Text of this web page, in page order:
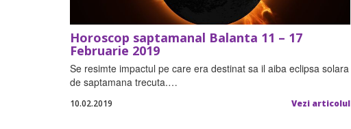
Horoscop saptamanal Balanta 11 – 17
Februarie 2019
Se resimte impactul pe care era destinat sa il aiba eclipsa solara
de saptamana trecuta.…
10.02.2019 Vezi articolul